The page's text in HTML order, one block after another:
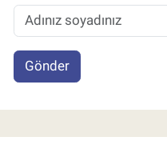
Gönder